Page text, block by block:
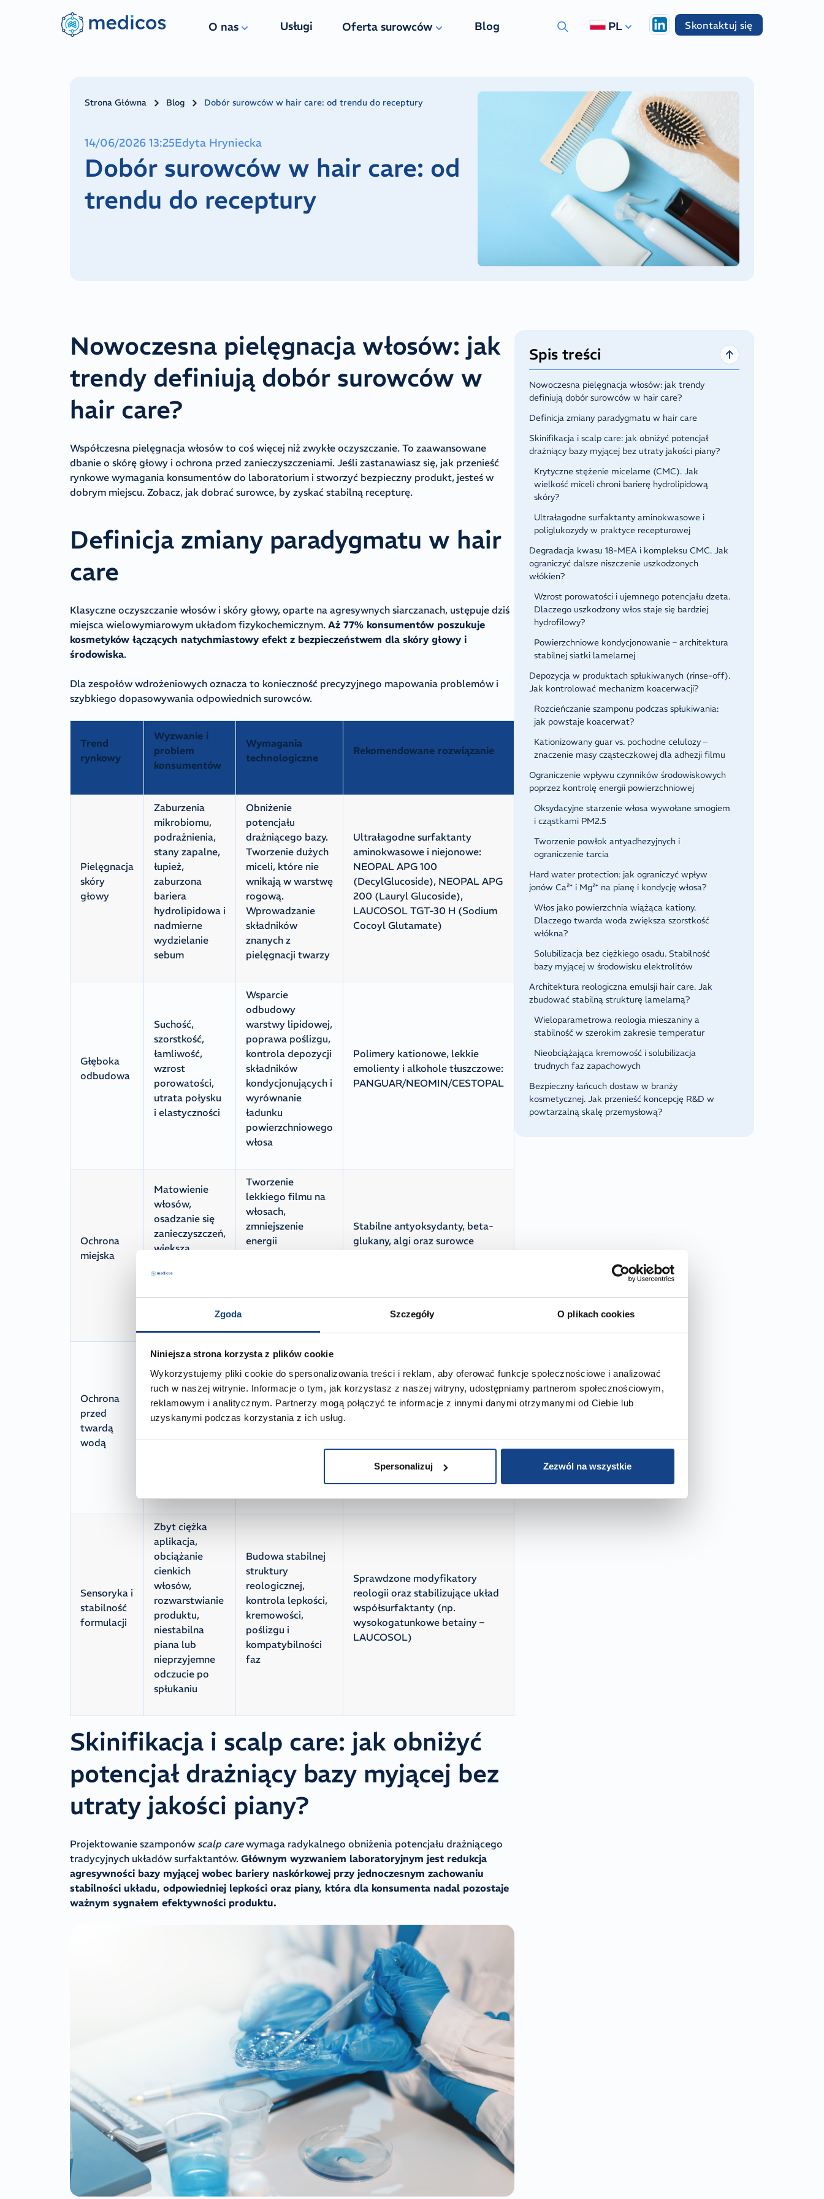
Zgoda Szczegóły O plikach cookies
Niniejsza strona korzysta z plików cookie
Wykorzystujemy pliki cookie do spersonalizowania treści i reklam, aby oferować funkcje społecznościowe i analizować
ruch w naszej witrynie. Informacje o tym, jak korzystasz z naszej witryny, udostępniamy partnerom społecznościowym,
reklamowym i analitycznym. Partnerzy mogą połączyć te informacje z innymi danymi otrzymanymi od Ciebie lub
uzyskanymi podczas korzystania z ich usług.
Spersonalizuj Zezwól na wszystkie
O nas Usługi Oferta surowców Blog PL Skontaktuj się
Strona Główna Blog Dobór surowców w hair care: od trendu do receptury
14/06/2026 13:25Edyta Hryniecka
Dobór surowców w hair care: od
trendu do receptury
Nowoczesna pielęgnacja włosów: jak
trendy definiują dobór surowców w
hair care?
Współczesna pielęgnacja włosów to coś więcej niż zwykłe oczyszczanie. To zaawansowane
dbanie o skórę głowy i ochrona przed zanieczyszczeniami. Jeśli zastanawiasz się, jak przenieść
rynkowe wymagania konsumentów do laboratorium i stworzyć bezpieczny produkt, jesteś w
dobrym miejscu. Zobacz, jak dobrać surowce, by zyskać stabilną recepturę.
Definicja zmiany paradygmatu w hair
care
Klasyczne oczyszczanie włosów i skóry głowy, oparte na agresywnych siarczanach, ustępuje dziś
miejsca wielowymiarowym układom fizykochemicznym. Aż 77% konsumentów poszukuje
kosmetyków łączących natychmiastowy efekt z bezpieczeństwem dla skóry głowy i
środowiska.
Dla zespołów wdrożeniowych oznacza to konieczność precyzyjnego mapowania problemów i
szybkiego dopasowywania odpowiednich surowców.
Trend
rynkowy
Wyzwanie i
problem
konsumentów
Wymagania
technologiczne
Rekomendowane rozwiązanie
Pielęgnacja
skóry
głowy
Zaburzenia
mikrobiomu,
podrażnienia,
stany zapalne,
łupież,
zaburzona
bariera
hydrolipidowa i
nadmierne
wydzielanie
sebum
Obniżenie
potencjału
drażniącego bazy.
Tworzenie dużych
miceli, które nie
wnikają w warstwę
rogową.
Wprowadzanie
składników
znanych z
pielęgnacji twarzy
Ultrałagodne surfaktanty
aminokwasowe i niejonowe:
NEOPAL APG 100
(DecylGlucoside), NEOPAL APG
200 (Lauryl Glucoside),
LAUCOSOL TGT-30 H (Sodium
Cocoyl Glutamate)
Głęboka
odbudowa
Suchość,
szorstkość,
łamliwość,
wzrost
porowatości,
utrata połysku
i elastyczności
Wsparcie
odbudowy
warstwy lipidowej,
poprawa poślizgu,
kontrola depozycji
składników
kondycjonujących i
wyrównanie
ładunku
powierzchniowego
włosa
Polimery kationowe, lekkie
emolienty i alkohole tłuszczowe:
PANGUAR/NEOMIN/CESTOPAL
Ochrona
miejska
Matowienie
włosów,
osadzanie się
zanieczyszczeń,
większa
podatność na
Tworzenie
lekkiego filmu na
włosach,
zmniejszenie
energii
stabilne układy
Stabilne antyoksydanty, beta-
glukany, algi oraz surowce
Ochrona
przed
twardą
wodą
Szorstkość
(tzw. osad
mydlany),
odkładanie się
soli wapnia i
utrata
Ograniczenie
wpływu jonów
wapnia i magnezu,
utrzymanie
stabilnej piany
Nowoczesne, bezpieczne
chelatory roślinne (np. kwas
wody
Sensoryka i
stabilność
formulacji
Zbyt ciężka
aplikacja,
obciążanie
cienkich
włosów,
rozwarstwianie
produktu,
niestabilna
piana lub
nieprzyjemne
odczucie po
spłukaniu
Budowa stabilnej
struktury
reologicznej,
kontrola lepkości,
kremowości,
poślizgu i
kompatybilności
faz
Sprawdzone modyfikatory
reologii oraz stabilizujące układ
współsurfaktanty (np.
wysokogatunkowe betainy –
LAUCOSOL)
Skinifikacja i scalp care: jak obniżyć
potencjał drażniący bazy myjącej bez
utraty jakości piany?
Projektowanie szamponów scalp carewymaga radykalnego obniżenia potencjału drażniącego
tradycyjnych układów surfaktantów. Głównym wyzwaniem laboratoryjnym jest redukcja
agresywności bazy myjącej wobec bariery naskórkowej przy jednoczesnym zachowaniu
stabilności układu, odpowiedniej lepkości oraz piany, która dla konsumenta nadal pozostaje
ważnym sygnałem efektywności produktu.
Spis treści
Nowoczesna pielęgnacja włosów: jak trendy
definiują dobór surowców w hair care?
Definicja zmiany paradygmatu w hair care
Skinifikacja i scalp care: jak obniżyć potencjał
drażniący bazy myjącej bez utraty jakości piany?
Krytyczne stężenie micelarne (CMC). Jak
wielkość miceli chroni barierę hydrolipidową
skóry?
Ultrałagodne surfaktanty aminokwasowe i
poliglukozydy w praktyce recepturowej
Degradacja kwasu 18-MEA i kompleksu CMC. Jak
ograniczyć dalsze niszczenie uszkodzonych
włókien?
Wzrost porowatości i ujemnego potencjału dzeta.
Dlaczego uszkodzony włos staje się bardziej
hydrofilowy?
Powierzchniowe kondycjonowanie – architektura
stabilnej siatki lamelarnej
Depozycja w produktach spłukiwanych (rinse-off).
Jak kontrolować mechanizm koacerwacji?
Rozcieńczanie szamponu podczas spłukiwania:
jak powstaje koacerwat?
Kationizowany guar vs. pochodne celulozy –
znaczenie masy cząsteczkowej dla adhezji filmu
Ograniczenie wpływu czynników środowiskowych
poprzez kontrolę energii powierzchniowej
Oksydacyjne starzenie włosa wywołane smogiem
i cząstkami PM2.5
Tworzenie powłok antyadhezyjnych i
ograniczenie tarcia
Hard water protection: jak ograniczyć wpływ
jonów Ca²⁺ i Mg²⁺ na pianę i kondycję włosa?
Włos jako powierzchnia wiążąca kationy.
Dlaczego twarda woda zwiększa szorstkość
włókna?
Solubilizacja bez ciężkiego osadu. Stabilność
bazy myjącej w środowisku elektrolitów
Architektura reologiczna emulsji hair care. Jak
zbudować stabilną strukturę lamelarną?
Wieloparametrowa reologia mieszaniny a
stabilność w szerokim zakresie temperatur
Nieobciążająca kremowość i solubilizacja
trudnych faz zapachowych
Bezpieczny łańcuch dostaw w branży
kosmetycznej. Jak przenieść koncepcję R&D w
powtarzalną skalę przemysłową?